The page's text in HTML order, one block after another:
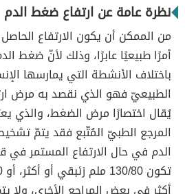
نظرة عامة عن ارتفاع ضغط الدم
من الممكن أن يكون الارتفاع
أمرًا طبيعيًا عابرًا، وذلك لأنّ ضغط
باختلاف الأنشطة التي يمارسها
الطبيعيّ فهو الذي نقصد به مرض
يُقال اختصارًا مرض الضغط، والذي
المرجع الطبيّ المُتّبع فقد يتمّ
الدم في حال الارتفاع المستمر في